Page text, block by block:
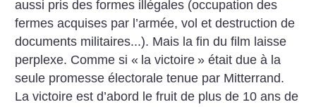
aussi pris des formes illégales (occupation des
fermes acquises par l’armée, vol et destruction de
documents militaires...). Mais la fin du film laisse
perplexe. Comme si « la victoire » était due à la
seule promesse électorale tenue par Mitterrand.
La victoire est d’abord le fruit de plus de 10 ans de